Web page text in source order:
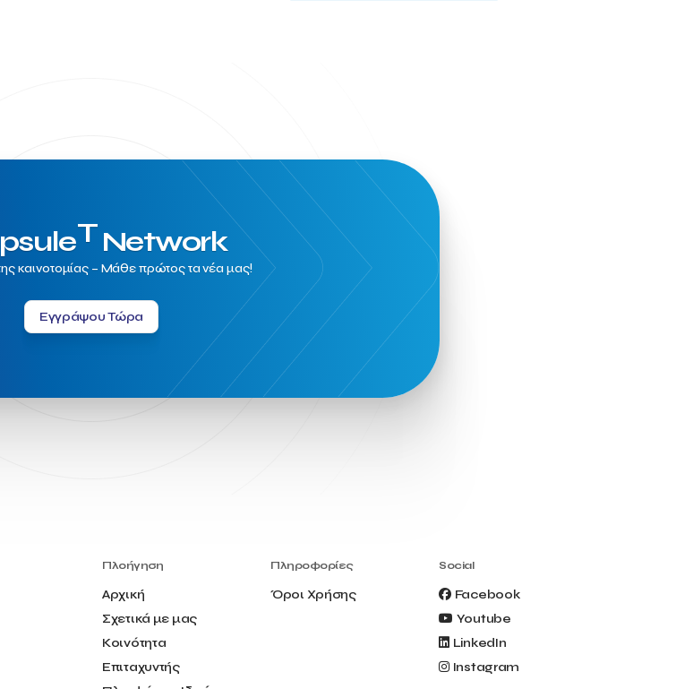
Booths 34-35
Borrn
Boutique Hotel
Cactus Royal Spa & Resort Hotel.
Campsaround
Canaves Oia Suites
Candia Beer
Cellarhopping
Citathlon
Civitel Akali Hotel
Clio Muse
Clio Muse Tours
Closing Ceremony
Contest
Contribution to the Upgrading of the
Greek Tourism Product
Creta Maris
Creta Palm
Deputy Minister of Tourism
Douwe Egberts
Elevate Greece
Energy
TNetwork
καινοτομίας – Μάθε πρώτος τα νέα μας!
Εγγράψου Τώρα
Πλοήγηση
Αρχική
Σχετικά με μας
Κοινότητα
Επιταχυντής
Πληροφορίες
Όροι Χρήσης
Social
Facebook
Youtube
LinkedIn
Instagram